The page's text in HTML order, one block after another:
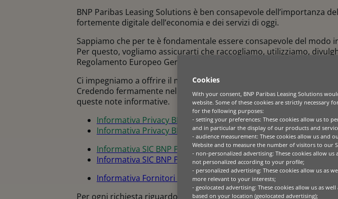
BNP Paribas Leasing Solutions è ben consapevole
fortemente digitale dell’economia e dei servizi di oggi.
Sappiamo che per te è fondamentale essere consapevole del
Per questo, vogliamo assicurarti che raccogliamo, utilizziamo,
Regolamento Europeo Generale sulla Protezione dei Dati.
Ci impegniamo a offrire il migliore servizio possibile ai nostri
Credendo fermamente nella nostra relazione con te, abbiamo
queste note informative.
Informativa Privacy BNP Paribas Leasing Solutions S.p.A.
Informativa Privacy BNP Paribas Lease Group S.A.
Informativa SIC BNP Paribas Leasing Solutions S.p.A.
Informativa SIC BNP Paribas Lease Group S.A.
Informativa Fornitori BNP Paribas Leasing Solutions S.p.A.
Per ogni richiesta riguardo ai tuoi dati personali, puoi contattare
Cookies
With your consent, BNP Paribas Leasing Solutions
website. Some of these cookies are strictly necessary
for the following purposes:
- setting your preferences: These cookies allow us to
and in particular the display of our products and
- audience measurement: These cookies allow us and
Website and to measure the number of visitors to our
- non-personalized advertising: These cookies allow
not personalized according to your profile;
- personalized advertising: These cookies allow us as
more relevant to your interests;
- geolocated advertising: These cookies allow us as
based on your location (geolocated advertising);